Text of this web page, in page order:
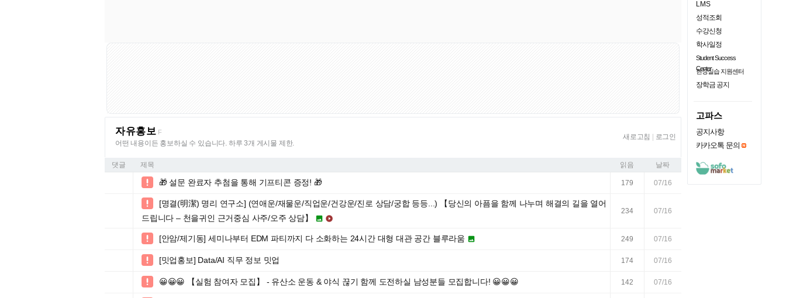
자유홍보 F
어떤 내용이든 홍보하실 수 있습니다. 하루 3개 게시물 제한.
새로고침 로그인
댓글 제목 읽음 날짜
 🎁 설문 완료자 추첨을 통해 기프티콘 증정! 🎁 179 07/16

[명결(明潔) 명리 연구소] (연애운/재물운/직업운/건강운/진로 상담/궁합 등등...) 【당신의 아픔을 함께 나누며 해결의 길을 열어
드립니다 – 천을귀인 근거중심 사주/오주 상담】
 
234 07/16
 [안암/제기동] 세미나부터 EDM 파티까지 다 소화하는 24시간 대형 대관 공간 블루라움  249 07/16
 [밋업홍보] Data/AI 직무 정보 밋업 174 07/16
 😀😀😀 【실험 참여자 모집】 - 유산소 운동 & 야식 끊기 함께 도전하실 남성분들 모집합니다! 😀😀😀 142 07/16
LMS
성적조회
수강신청
학사일정
Student Success
Center
현장실습 지원센터
장학금 공지
고파스
공지사항
카카오톡 문의